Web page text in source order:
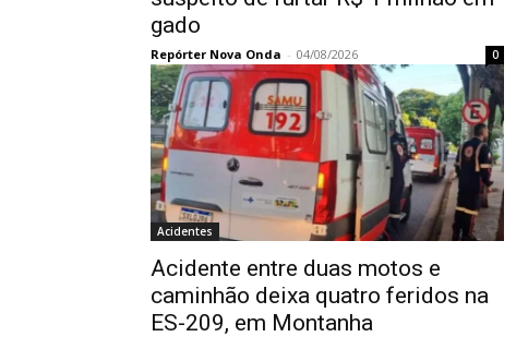
gado
Repórter Nova Onda - 04/08/2026 0
Acidentes
Acidente entre duas motos e
caminhão deixa quatro feridos na
ES-209, em Montanha